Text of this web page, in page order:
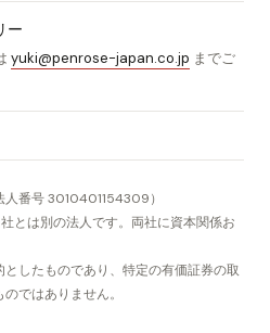
ー
yuki@penrose-japan.co.jp までご
番号 3010401154309）
とは別の法人です。両社に資本関係お
したものであり、特定の有価証券の取
ではありません。